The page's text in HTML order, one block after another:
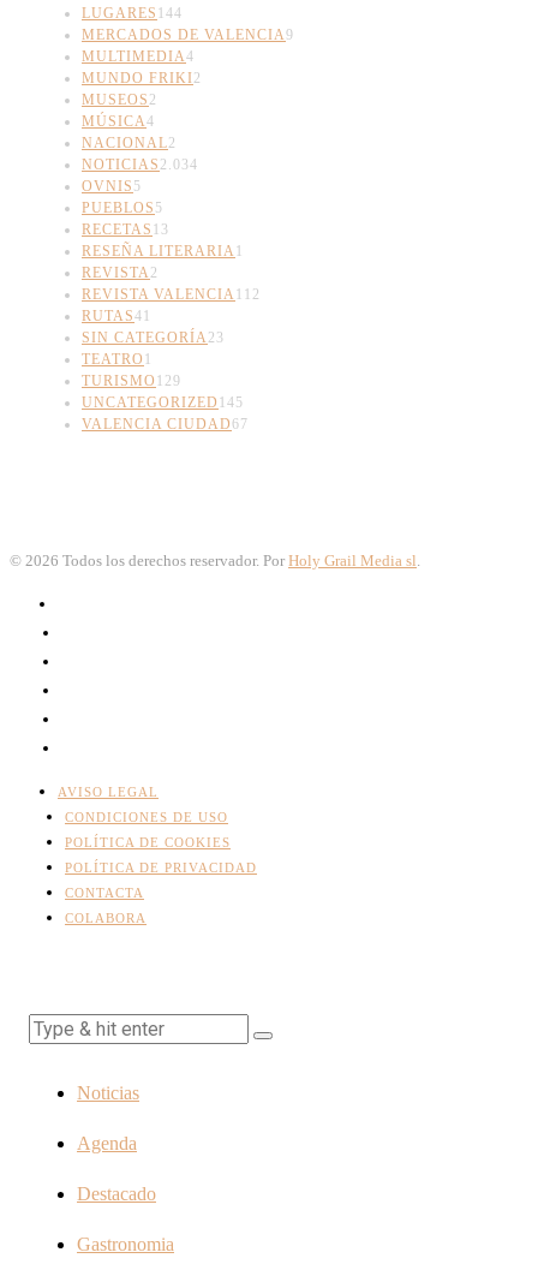
LUGARES 144
MERCADOS DE VALENCIA9
MULTIMEDIA4
MUNDO FRIKI2
MUSEOS 2
MÚSICA4
NACIONAL2
NOTICIAS 2.034
OVNIS 5
PUEBLOS 5
RECETAS 13
RESEÑA LITERARIA1
REVISTA2
REVISTA VALENCIA112
RUTAS41
SIN CATEGORÍA23
TEATRO 1
TURISMO 129
UNCATEGORIZED 145
VALENCIA CIUDAD67
© 2026 Todos los derechos reservador. Por Holy Grail Media sl
AVISO LEGAL
CONDICIONES DE USO
POLÍTICA DE COOKIES
POLÍTICA DE PRIVACIDAD
CONTACTA
COLABORA
Noticias
Agenda
Destacado
Gastronomia